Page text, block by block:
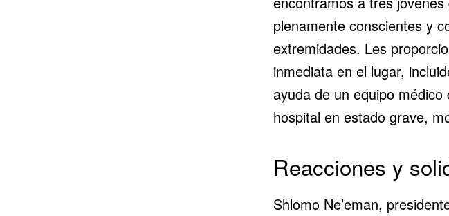
plenamente conscientes y
extremidades. Les
inmediata en el lugar,
ayuda de un equipo
hospital en estado grave,
Reacciones y
Shlomo Ne’eman,